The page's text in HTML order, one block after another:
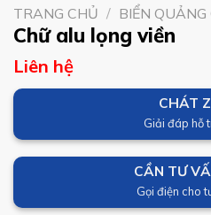
TRANG CHỦ / BIỂN
Chữ alu lọng viền
Liên hệ
CHÁT
Giải đáp hỗ
CẦN TƯ
Gọi điện cho